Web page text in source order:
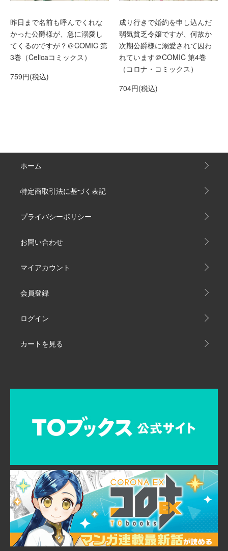
昨日まで名前も呼んでくれな
かった公爵様が、急に溺愛し
てくるのですが？＠COMIC 第
3巻（Celicaコミックス）
759円(税込)
成り行きで婚約を申し込んだ
弱気貧乏令嬢ですが、何故か
次期公爵様に溺愛されて囚わ
れています＠COMIC 第4巻
（コロナ・コミックス）
704円(税込)
ホーム
特定商取引法に基づく表記
プライバシーポリシー
お問い合わせ
マイアカウント
会員登録
ログイン
カートを見る